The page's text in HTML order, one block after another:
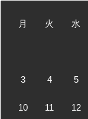
月 火 水
3 4 5
10 11 12